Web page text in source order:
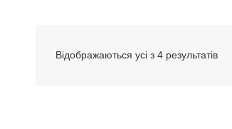
Відображаються усі з 4 результатів